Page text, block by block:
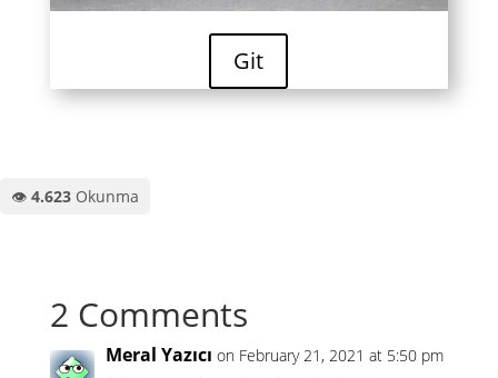
Git
👁️ 4.623 Okunma
2 Comments
Meral Yazıcı on February 21, 2021 at 5:50 pm